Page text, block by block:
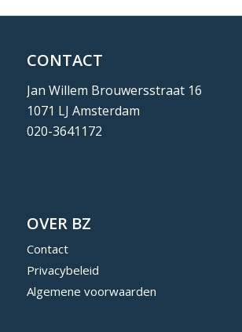
CONTACT
Jan Willem Brouwersstraat 16
1071 LJ Amsterdam
020-3641172
OVER BZ
Contact
Privacybeleid
Algemene voorwaarden